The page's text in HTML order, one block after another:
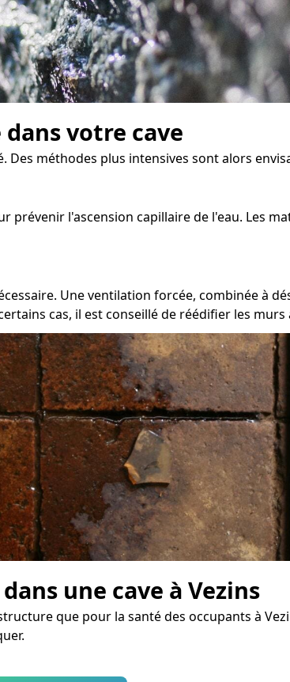
votre cave
méthodes plus intensives sont alors
l'ascension capillaire de l'eau. Les
Une ventilation forcée, combinée à
cas, il est conseillé de réédifier les murs
une cave à Vezins
que pour la santé des occupants à